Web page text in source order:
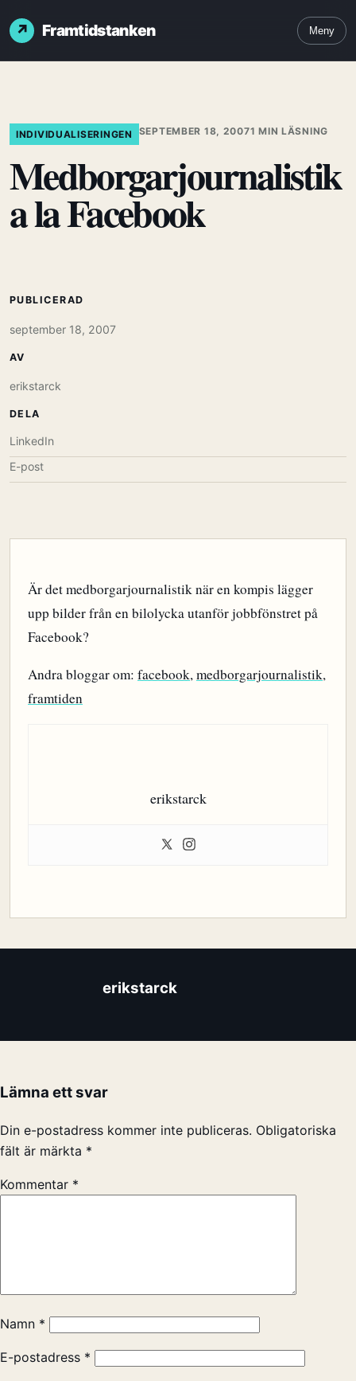
Framtidstanken Meny
INDIVIDUALISERINGEN SEPTEMBER 18, 20071 MIN LÄSNING
Medborgarjournalistik
a la Facebook
Är det medborgarjournalistik när en kompis lägger
upp bilder från en bilolycka utanför jobbfönstret på
Facebook?
Andra bloggar om: facebook,medborgarjournalistik,
framtiden
erikstarck
PUBLICERAD
september 18, 2007
AV
erikstarck
DELA
LinkedIn
E-post
erikstarck
Lämna ett svar
Din e-postadress kommer inte publiceras. Obligatoriska
fält är märkta *
Kommentar *
Namn *
E-postadress *